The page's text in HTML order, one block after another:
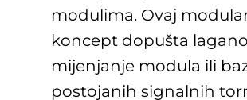
modulima. Ovaj
koncept dopušta lagano
mijenjanje modula ili
postojanih signalnih